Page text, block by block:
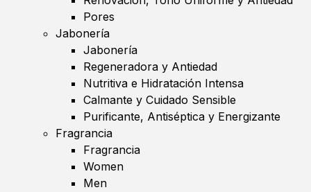
Pores
Jabonería
Jabonería
Regeneradora y Antiedad
Nutritiva e Hidratación Intensa
Calmante y Cuidado Sensible
Purificante, Antiséptica y Energizante
Fragrancia
Fragrancia
Women
Men